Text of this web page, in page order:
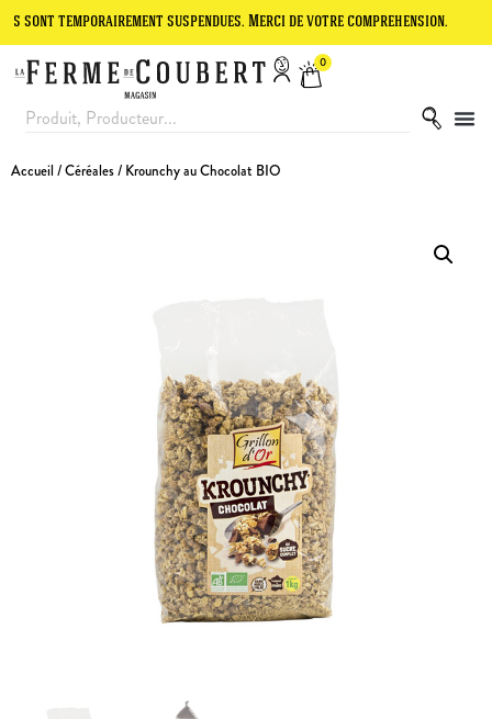
suspendues. Merci de votre compréhension. Le site
0
Accueil /Céréales/ Krounchy au Chocolat BIO